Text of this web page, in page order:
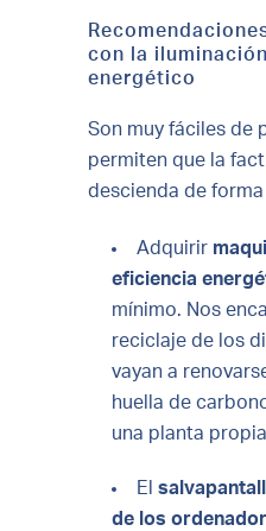
con la
energético
Son muy fáciles de
permiten que la
descienda de
Adquirir
eficiencia
mínimo. Nos
reciclaje de los
vayan a
huella de
una planta
El
de los